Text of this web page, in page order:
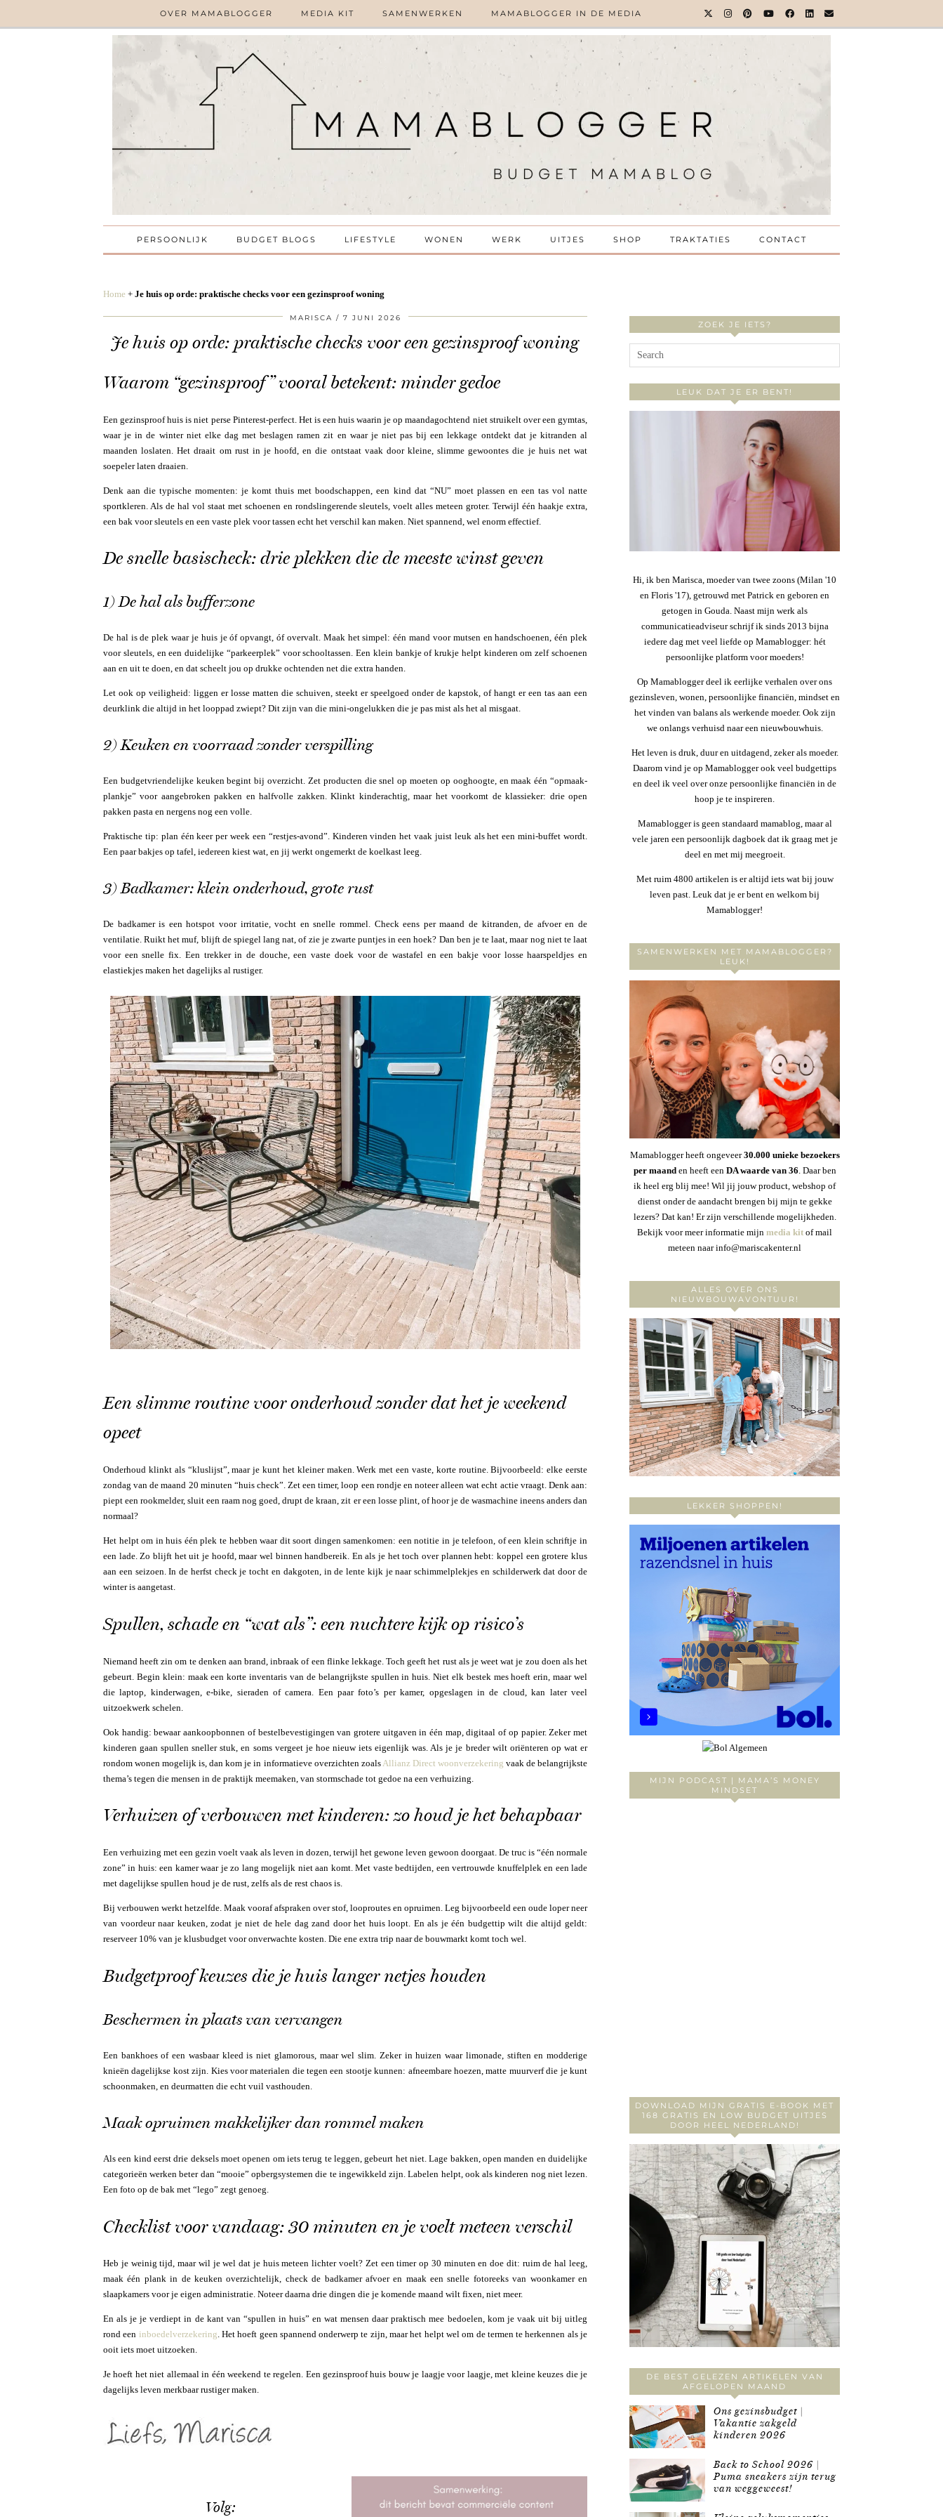
OVER MAMABLOGGER MEDIA KIT SAMENWERKEN MAMABLOGGER IN DE MEDIA
PERSOONLIJK BUDGET BLOGS LIFESTYLE WONEN WERK UITJES SHOP TRAKTATIES CONTACT
Home + Je huis op orde: praktische checks voor een gezinsproof woning
MARISCA 7 JUNI 2026
Je huis op orde: praktische checks voor een gezinsproof woning
Waarom “gezinsproof” vooral betekent: minder gedoe
Een gezinsproof huis is niet perse Pinterest-perfect. Het is een huis waarin je op maandagochtend niet struikelt over een gymtas,
waar je in de winter niet elke dag met beslagen ramen zit en waar je niet pas bij een lekkage ontdekt dat je kitranden al
maanden loslaten. Het draait om rust in je hoofd, en die ontstaat vaak door kleine, slimme gewoontes die je huis net wat
soepeler laten draaien.
Denk aan die typische momenten: je komt thuis met boodschappen, een kind dat “NU” moet plassen en een tas vol natte
sportkleren. Als de hal vol staat met schoenen en rondslingerende sleutels, voelt alles meteen groter. Terwijl één haakje extra,
een bak voor sleutels en een vaste plek voor tassen echt het verschil kan maken. Niet spannend, wel enorm effectief.
De snelle basischeck: drie plekken die de meeste winst geven
1) De hal als bufferzone
De hal is de plek waar je huis je óf opvangt, óf overvalt. Maak het simpel: één mand voor mutsen en handschoenen, één plek
voor sleutels, en een duidelijke “parkeerplek” voor schooltassen. Een klein bankje of krukje helpt kinderen om zelf schoenen
aan en uit te doen, en dat scheelt jou op drukke ochtenden net die extra handen.
Let ook op veiligheid: liggen er losse matten die schuiven, steekt er speelgoed onder de kapstok, of hangt er een tas aan een
deurklink die altijd in het looppad zwiept? Dit zijn van die mini-ongelukken die je pas mist als het al misgaat.
2) Keuken en voorraad zonder verspilling
Een budgetvriendelijke keuken begint bij overzicht. Zet producten die snel op moeten op ooghoogte, en maak één “opmaak-
plankje” voor aangebroken pakken en halfvolle zakken. Klinkt kinderachtig, maar het voorkomt de klassieker: drie open
pakken pasta en nergens nog een volle.
Praktische tip: plan één keer per week een “restjes-avond”. Kinderen vinden het vaak juist leuk als het een mini-buffet wordt.
Een paar bakjes op tafel, iedereen kiest wat, en jij werkt ongemerkt de koelkast leeg.
3) Badkamer: klein onderhoud, grote rust
De badkamer is een hotspot voor irritatie, vocht en snelle rommel. Check eens per maand de kitranden, de afvoer en de
ventilatie. Ruikt het muf, blijft de spiegel lang nat, of zie je zwarte puntjes in een hoek? Dan ben je te laat, maar nog niet te laat
voor een snelle fix. Een trekker in de douche, een vaste doek voor de wastafel en een bakje voor losse haarspeldjes en
elastiekjes maken het dagelijks al rustiger.
Een slimme routine voor onderhoud zonder dat het je weekend
opeet
Onderhoud klinkt als “kluslijst”, maar je kunt het kleiner maken. Werk met een vaste, korte routine. Bijvoorbeeld: elke eerste
zondag van de maand 20 minuten “huis check”. Zet een timer, loop een rondje en noteer alleen wat echt actie vraagt. Denk aan:
piept een rookmelder, sluit een raam nog goed, drupt de kraan, zit er een losse plint, of hoor je de wasmachine ineens anders dan
normaal?
Het helpt om in huis één plek te hebben waar dit soort dingen samenkomen: een notitie in je telefoon, of een klein schriftje in
een lade. Zo blijft het uit je hoofd, maar wel binnen handbereik. En als je het toch over plannen hebt: koppel een grotere klus
aan een seizoen. In de herfst check je tocht en dakgoten, in de lente kijk je naar schimmelplekjes en schilderwerk dat door de
winter is aangetast.
Spullen, schade en “wat als”: een nuchtere kijk op risico’s
Niemand heeft zin om te denken aan brand, inbraak of een flinke lekkage. Toch geeft het rust als je weet wat je zou doen als het
gebeurt. Begin klein: maak een korte inventaris van de belangrijkste spullen in huis. Niet elk bestek mes hoeft erin, maar wel
die laptop, kinderwagen, e-bike, sieraden of camera. Een paar foto’s per kamer, opgeslagen in de cloud, kan later veel
uitzoekwerk schelen.
Ook handig: bewaar aankoopbonnen of bestelbevestigingen van grotere uitgaven in één map, digitaal of op papier. Zeker met
kinderen gaan spullen sneller stuk, en soms vergeet je hoe nieuw iets eigenlijk was. Als je je breder wilt oriënteren op wat er
rondom wonen mogelijk is, dan kom je in informatieve overzichten zoals Allianz Direct woonverzekering vaak de belangrijkste
thema’s tegen die mensen in de praktijk meemaken, van stormschade tot gedoe na een verhuizing.
Verhuizen of verbouwen met kinderen: zo houd je het behapbaar
Een verhuizing met een gezin voelt vaak als leven in dozen, terwijl het gewone leven gewoon doorgaat. De truc is “één normale
zone” in huis: een kamer waar je zo lang mogelijk niet aan komt. Met vaste bedtijden, een vertrouwde knuffelplek en een lade
met dagelijkse spullen houd je de rust, zelfs als de rest chaos is.
Bij verbouwen werkt hetzelfde. Maak vooraf afspraken over stof, looproutes en opruimen. Leg bijvoorbeeld een oude loper neer
van voordeur naar keuken, zodat je niet de hele dag zand door het huis loopt. En als je één budgettip wilt die altijd geldt:
reserveer 10% van je klusbudget voor onverwachte kosten. Die ene extra trip naar de bouwmarkt komt toch wel.
Budgetproof keuzes die je huis langer netjes houden
Beschermen in plaats van vervangen
Een bankhoes of een wasbaar kleed is niet glamorous, maar wel slim. Zeker in huizen waar limonade, stiften en modderige
knieën dagelijkse kost zijn. Kies voor materialen die tegen een stootje kunnen: afneembare hoezen, matte muurverf die je kunt
schoonmaken, en deurmatten die echt vuil vasthouden.
Maak opruimen makkelijker dan rommel maken
Als een kind eerst drie deksels moet openen om iets terug te leggen, gebeurt het niet. Lage bakken, open manden en duidelijke
categorieën werken beter dan “mooie” opbergsystemen die te ingewikkeld zijn. Labelen helpt, ook als kinderen nog niet lezen.
Een foto op de bak met “lego” zegt genoeg.
Checklist voor vandaag: 30 minuten en je voelt meteen verschil
Heb je weinig tijd, maar wil je wel dat je huis meteen lichter voelt? Zet een timer op 30 minuten en doe dit: ruim de hal leeg,
maak één plank in de keuken overzichtelijk, check de badkamer afvoer en maak een snelle fotoreeks van woonkamer en
slaapkamers voor je eigen administratie. Noteer daarna drie dingen die je komende maand wilt fixen, niet meer.
En als je je verdiept in de kant van “spullen in huis” en wat mensen daar praktisch mee bedoelen, kom je vaak uit bij uitleg
rond een inboedelverzekering. Het hoeft geen spannend onderwerp te zijn, maar het helpt wel om de termen te herkennen als je
ooit iets moet uitzoeken.
Je hoeft het niet allemaal in één weekend te regelen. Een gezinsproof huis bouw je laagje voor laagje, met kleine keuzes die je
dagelijks leven merkbaar rustiger maken.
Volg:
ZOEK JE IETS?
LEUK DAT JE ER BENT!
Hi, ik ben Marisca, moeder van twee zoons (Milan '10
en Floris '17), getrouwd met Patrick en geboren en
getogen in Gouda. Naast mijn werk als
communicatieadviseur schrijf ik sinds 2013 bijna
iedere dag met veel liefde op Mamablogger: hét
persoonlijke platform voor moeders!
Op Mamablogger deel ik eerlijke verhalen over ons
gezinsleven, wonen, persoonlijke financiën, mindset en
het vinden van balans als werkende moeder. Ook zijn
we onlangs verhuisd naar een nieuwbouwhuis.
Het leven is druk, duur en uitdagend, zeker als moeder.
Daarom vind je op Mamablogger ook veel budgettips
en deel ik veel over onze persoonlijke financiën in de
hoop je te inspireren.
Mamablogger is geen standaard mamablog, maar al
vele jaren een persoonlijk dagboek dat ik graag met je
deel en met mij meegroeit.
Met ruim 4800 artikelen is er altijd iets wat bij jouw
leven past. Leuk dat je er bent en welkom bij
Mamablogger!
SAMENWERKEN MET MAMABLOGGER?
LEUK!
Mamablogger heeft ongeveer30.000 unieke bezoekers
per maanden heeft een DA waarde van 36. Daar ben
ik heel erg blij mee! Wil jij jouw product, webshop of
dienst onder de aandacht brengen bij mijn te gekke
lezers? Dat kan! Er zijn verschillende mogelijkheden.
Bekijk voor meer informatie mijn media kit of mail
meteen naar info@mariscakenter.nl
ALLES OVER ONS
NIEUWBOUWAVONTUUR!
LEKKER SHOPPEN!
MIJN PODCAST | MAMA’S MONEY
MINDSET
DOWNLOAD MIJN GRATIS E-BOOK MET
168 GRATIS EN LOW BUDGET UITJES
DOOR HEEL NEDERLAND!
DE BEST GELEZEN ARTIKELEN VAN
AFGELOPEN MAAND
Ons gezinsbudget |
Vakantie zakgeld
kinderen 2026
Back to School 2026 |
Puma sneakers zijn terug
van weggeweest!